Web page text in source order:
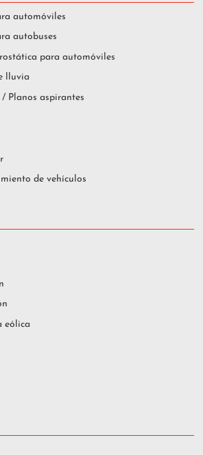
automóviles
autobuses
para automóviles
lluvia
Planos aspirantes
de vehículos
eólica